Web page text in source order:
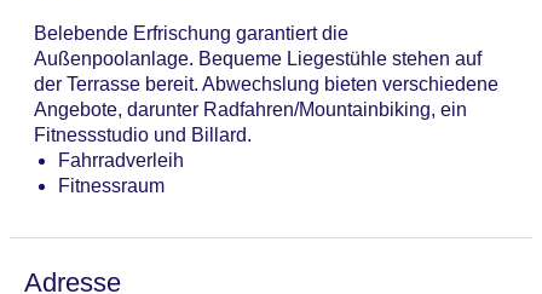
Belebende Erfrischung garantiert die
Außenpoolanlage. Bequeme Liegestühle stehen auf
der Terrasse bereit. Abwechslung bieten verschiedene
Angebote, darunter Radfahren/Mountainbiking, ein
Fitnessstudio und Billard.
Fahrradverleih
Fitnessraum
Adresse